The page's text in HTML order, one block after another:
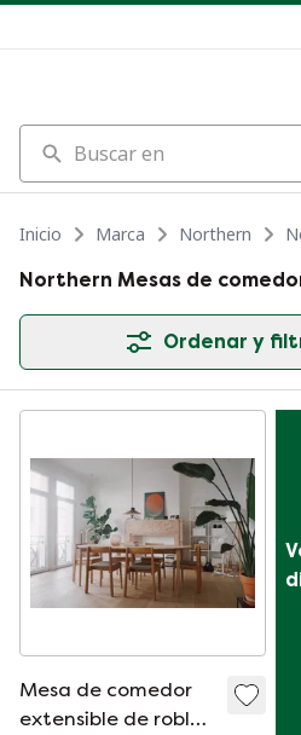
Buscar en
Inicio Marca Northern
Northern Mesas de
Ordenar y
Mesa de comedor
extensible de roble